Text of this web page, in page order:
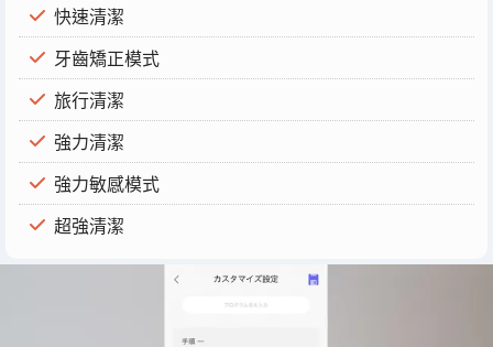
快速清潔
牙齒矯正模式
旅行清潔
強力清潔
強力敏感模式
超強清潔